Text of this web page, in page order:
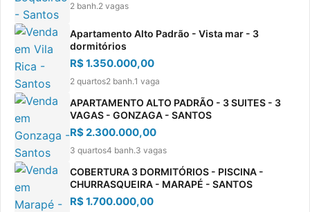
2 banh.2 vagas
Apartamento Alto Padrão - Vista mar - 3
dormitórios
R$ 1.350.000,00
2 quartos2 banh.1 vaga
APARTAMENTO ALTO PADRÃO - 3 SUITES - 3
VAGAS - GONZAGA - SANTOS
R$ 2.300.000,00
3 quartos4 banh.3 vagas
COBERTURA 3 DORMITÓRIOS - PISCINA -
CHURRASQUEIRA - MARAPÉ - SANTOS
R$ 1.700.000,00